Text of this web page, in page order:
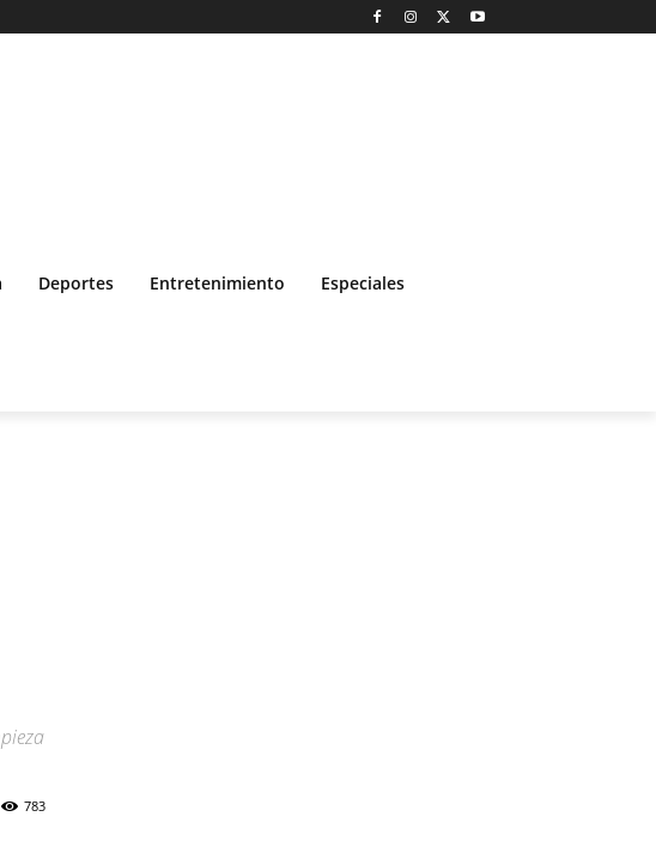
Deportes Entretenimiento Especiales
783